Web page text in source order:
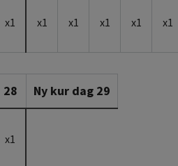
x1 x1 x1 x1 x1 x1
28 Ny kur dag 29
x1